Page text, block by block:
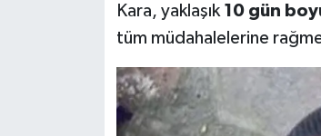
Kara, yaklaşık 10 gün
tüm müdahalelerine
TEKNOLOJİ
VİZYONDAKİLER